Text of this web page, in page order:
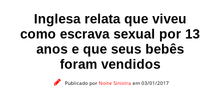
Inglesa relata que viveu
como escrava sexual por 13
anos e que seus bebês
foram vendidos
Publicado por Noite Sinistra em 03/01/2017